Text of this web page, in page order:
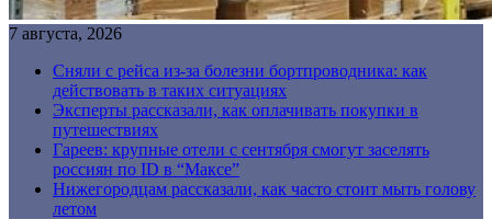
7 августа, 2026
Сняли с рейса из-за болезни бортпроводника: как
действовать в таких ситуациях
Эксперты рассказали, как оплачивать покупки в
путешествиях
Гареев: крупные отели с сентября смогут заселять
россиян по ID в “Максе”
Нижегородцам рассказали, как часто стоит мыть голову
летом